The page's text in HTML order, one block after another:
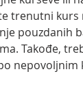
trenutni
pouzdanih
Takođe,
nepovoljnim